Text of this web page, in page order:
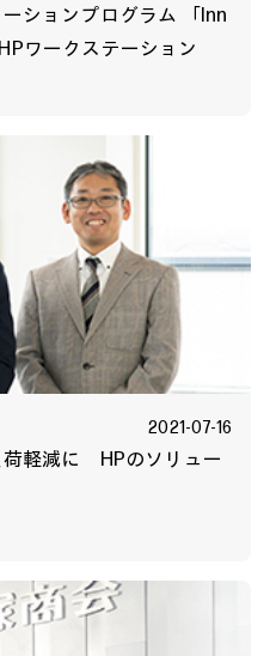
ョンプログラム 「Inn
ワークステーション
2021-07-16
荷軽減に HPのソリュー